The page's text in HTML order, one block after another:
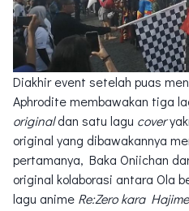
Diakhir event setelah puas
Aphrodite membawakan tiga
originaldan satu lagu cover
original yang dibawakannya
pertamanya, Baka Oniichan
original kolaborasi antara Ola
lagu anime Re:Zero kara